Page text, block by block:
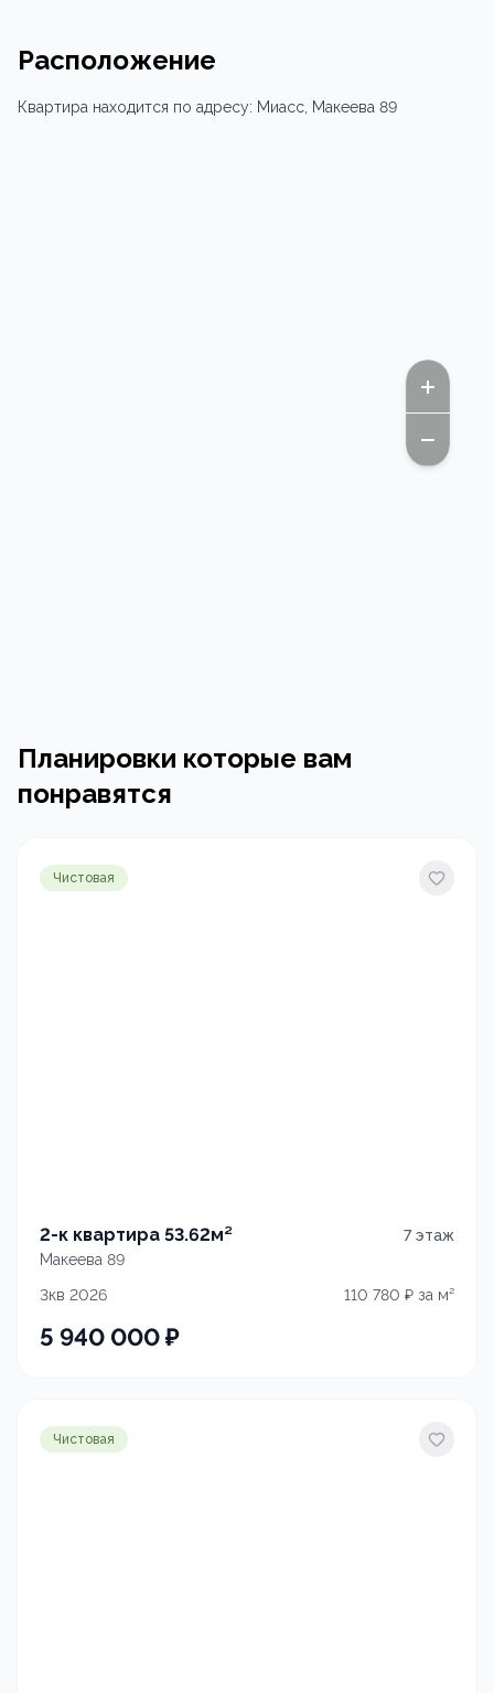
Расположение
Квартира находится по адресу: Миасс, Макеева 89
Планировки которые вам
понравятся
Чистовая
2-к квартира 53.62м² 7этаж
Макеева 89
3кв 2026
110 780 ₽ за м²
5 940 000₽
Чистовая